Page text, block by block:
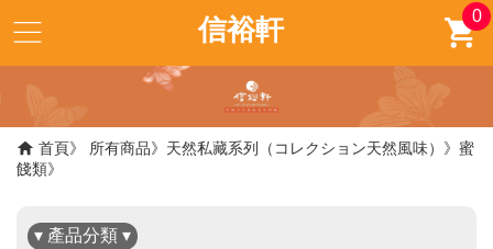
信裕軒 0
首頁 所有商品 天然私藏系列（コレクション天然風味）
蜜
餞類
▾ 產品分類 ▾